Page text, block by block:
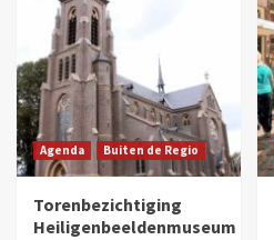
Agenda Buiten de Regio
Torenbezichtiging
Heiligenbeeldenmuseum